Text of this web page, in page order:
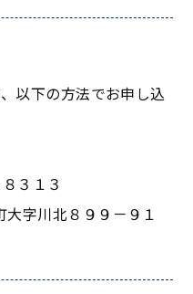
以下の方法でお申し込
３１３
字川北８９９－９１